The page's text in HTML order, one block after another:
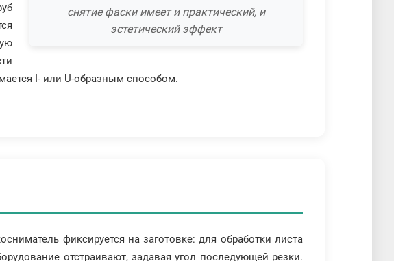
снятие фаски имеет и практический, и
эстетический эффект
I- или U-образным способом.
фиксируется на заготовке: для обработки листа
отстраивают, задавая угол последующей резки.